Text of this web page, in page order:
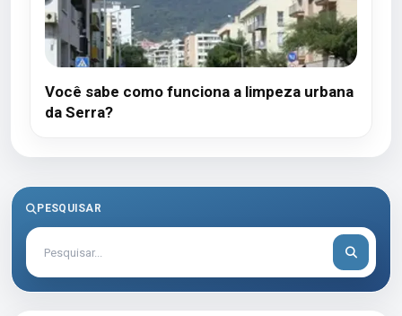
Você sabe como funciona a limpeza urbana
da Serra?
PESQUISAR